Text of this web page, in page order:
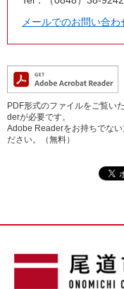
メールでのお問い合わ
PDF形式のファイルをご覧い
derが必要です。
Adobe Readerをお持ちでな
ださい。（無料）